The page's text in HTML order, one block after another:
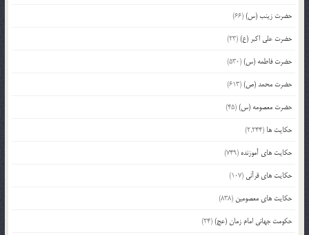
حضرت زینب (س)(66)
حضرت علی اکبر (ع)(23)
حضرت فاطمه (س)(530)
حضرت محمد (ص)(613)
حضرت معصومه (س)(45)
حکایت ها (2,244)
حکایت های آموزنده (749)
حکایت های قرآنی (107)
حکایت های معصومین (838)
حکومت جهانی امام زمان (عج)(24)